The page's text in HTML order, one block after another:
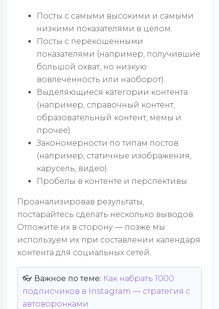
Посты с самыми высокими и самыми
низкими показателями в целом.
Посты с перекошенными
показателями (например, получившие
большой охват, но низкую
вовлеченность или наоборот).
Выделяющиеся категории контента
(например, справочный контент,
образовательный контент, мемы и
прочее).
Закономерности по типам постов
(например, статичные изображения,
карусель, видео).
Пробелы в контенте и перспективы.
Проанализировав результаты,
постарайтесь сделать несколько выводов.
Отложите их в сторону — позже мы
используем их при составлении календаря
контента для социальных сетей.
👓 Важное по теме: Как набрать 1000
подписчиков в Instagram — стратегия с
автоворонками